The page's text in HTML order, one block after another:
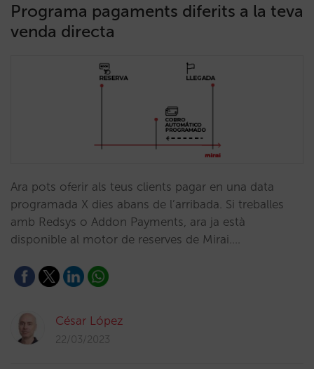
Programa pagaments diferits a la teva
venda directa
Ara pots oferir als teus clients pagar en una data
programada X dies abans de l’arribada. Si treballes
amb Redsys o Addon Payments, ara ja està
disponible al motor de reserves de Mirai.…
César López
22/03/2023